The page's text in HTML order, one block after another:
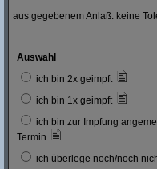
aus gegebenem Anlaß: keine
Auswahl
ich bin 2x geimpft
ich bin 1x geimpft
ich bin zur Impfung
Termin
ich überlege noch/noch